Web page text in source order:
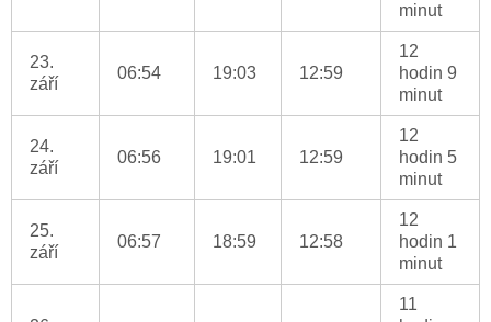
minut
23.
září
06:54 19:03 12:59
12
hodin 9
minut
24.
září
06:56 19:01 12:59
12
hodin 5
minut
25.
září
06:57 18:59 12:58
12
hodin 1
minut
11